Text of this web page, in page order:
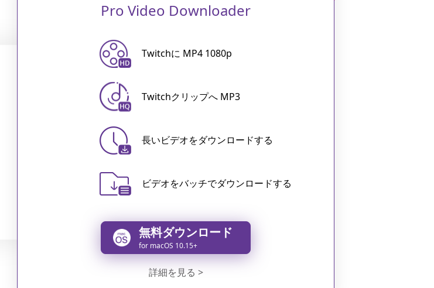
Pro Video Downloader
Twitchに MP4 1080p
Twitchクリップへ MP3
長いビデオをダウンロードする
ビデオをバッチでダウンロードする
無料ダウンロード
for macOS 10.15+
詳細を見る >